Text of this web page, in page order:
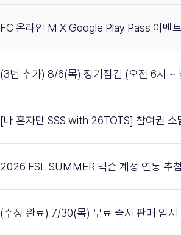
FC 온라인 M X Google Play Pass 이벤
(3번 추가) 8/6(목) 정기점검 (오전 6시 ~
[나 혼자만 SSS with 26TOTS] 참여권 소
2026 FSL SUMMER 넥슨 계정 연동 추
(수정 완료) 7/30(목) 무료 즉시 판매 임시